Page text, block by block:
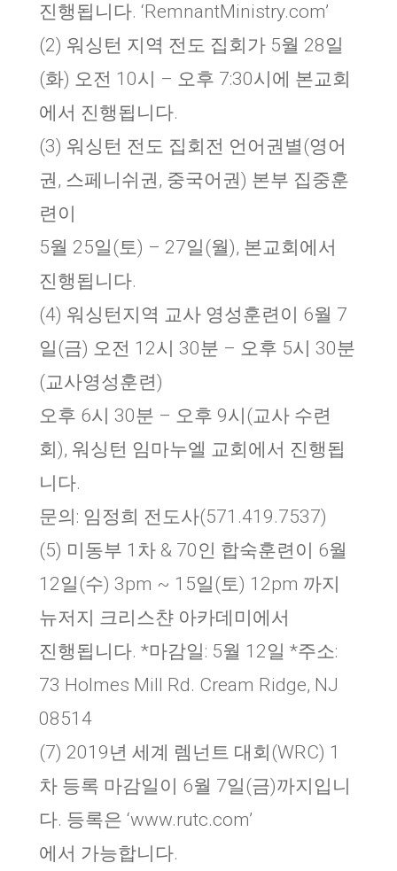
진행됩니다. ‘RemnantMinistry.com’
(2) 워싱턴 지역 전도 집회가 5월 28일
(화) 오전 10시 – 오후 7:30시에 본교회
에서 진행됩니다.
(3) 워싱턴 전도 집회전 언어권별(영어
권, 스페니쉬권, 중국어권) 본부 집중훈
련이
5월 25일(토) – 27일(월), 본교회에서
진행됩니다.
(4) 워싱턴지역 교사 영성훈련이 6월 7
일(금) 오전 12시 30분 – 오후 5시 30분
(교사영성훈련)
오후 6시 30분 – 오후 9시(교사 수련
회), 워싱턴 임마누엘 교회에서 진행됩
니다.
문의: 임정희 전도사(571.419.7537)
(5) 미동부 1차 & 70인 합숙훈련이 6월
12일(수) 3pm ~ 15일(토) 12pm 까지
뉴저지 크리스챤 아카데미에서
진행됩니다. *마감일: 5월 12일 *주소:
73 Holmes Mill Rd. Cream Ridge, NJ
08514
(7) 2019년 세계 렘넌트 대회(WRC) 1
차 등록 마감일이 6월 7일(금)까지입니
다. 등록은 ‘www.rutc.com’
에서 가능합니다.